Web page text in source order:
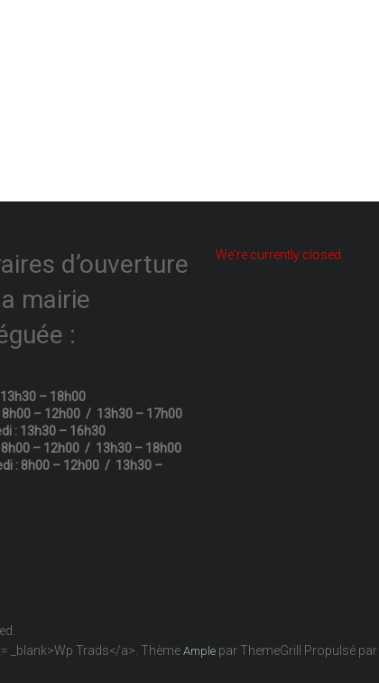
d’ouverture
mairie
:
13h30 – 18h00
8h00 – 12h00 / 13h30 – 17h00
: 13h30 – 16h30
8h00 – 12h00 / 13h30 – 18h00
: 8h00 – 12h00 / 13h30 –
We're currently closed.
_blank>Wp Trads</a>. Thème Ample par ThemeGrill Propulsé par